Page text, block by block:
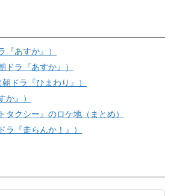
『あすか』）
ドラ『あすか』）
ドラ『ひまわり』）
か』）
タクシー』のロケ地（まとめ）
ラ『走らんか！』）